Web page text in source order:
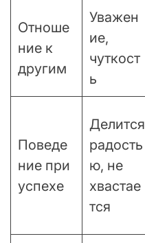
Отноше
ние к
другим
Уважен
ие,
чуткост
ь
Поведе
ние при
успехе
Делится
радость
ю, не
хвастае
тся